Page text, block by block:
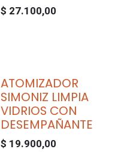
$ 27.100,00
ATOMIZADOR
SIMONIZ LIMPIA
VIDRIOS CON
DESEMPAÑANTE
$ 19.900,00